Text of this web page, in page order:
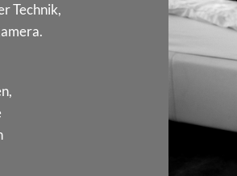
Technik,